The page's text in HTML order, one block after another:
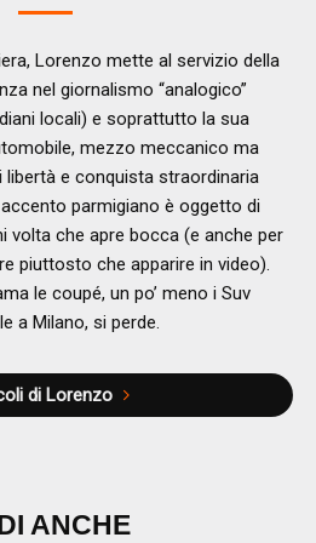
Lorenzo mette al servizio della
nel giornalismo “analogico”
locali) e soprattutto la sua
mezzo meccanico ma
e conquista straordinaria
parmigiano è oggetto di
volta che apre bocca (e anche per
piuttosto che apparire in video).
le coupé, un po’ meno i Suv
a Milano, si perde.
di Lorenzo
ANCHE